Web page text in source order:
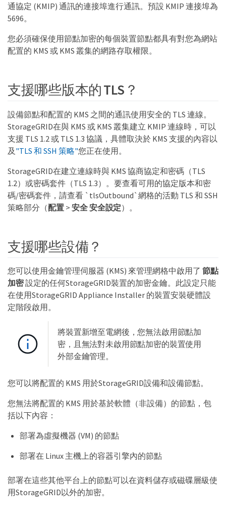
通協定 (KMIP) 通訊的連接埠進行通訊。預設 KMIP 連接埠為
5696。
您必須確保使用節點加密的每個裝置節點都具有對您為網站
配置的 KMS 或 KMS 叢集的網路存取權限。
支援哪些版本的 TLS？
設備節點和配置的 KMS 之間的通訊使用安全的 TLS 連線。
StorageGRID在與 KMS 或 KMS 叢集建立 KMIP 連線時，可以
支援 TLS 1.2 或 TLS 1.3 協議，具體取決於 KMS 支援的內容以
及 "TLS 和 SSH 策略"您正在使用。
StorageGRID在建立連線時與 KMS 協商協定和密碼（TLS
1.2）或密碼套件（TLS 1.3）。要查看可用的協定版本和密
碼/密碼套件，請查看 `tlsOutbound`網格的活動 TLS 和 SSH
策略部分（配置> 安全安全設定）。
支援哪些設備？
您可以使用金鑰管理伺服器 (KMS) 來管理網格中啟用了 節點
加密設定的任何StorageGRID裝置的加密金鑰。此設定只能
在使用StorageGRID Appliance Installer 的裝置安裝硬體設
定階段啟用。
將裝置新增至電網後，您無法啟用節點加
密，且無法對未啟用節點加密的裝置使用
外部金鑰管理。
您可以將配置的 KMS 用於StorageGRID設備和設備節點。
您無法將配置的 KMS 用於基於軟體（非設備）的節點，包
括以下內容：
部署為虛擬機器 (VM) 的節點
部署在 Linux 主機上的容器引擎內的節點
部署在這些其他平台上的節點可以在資料儲存或磁碟層級使
用StorageGRID以外的加密。